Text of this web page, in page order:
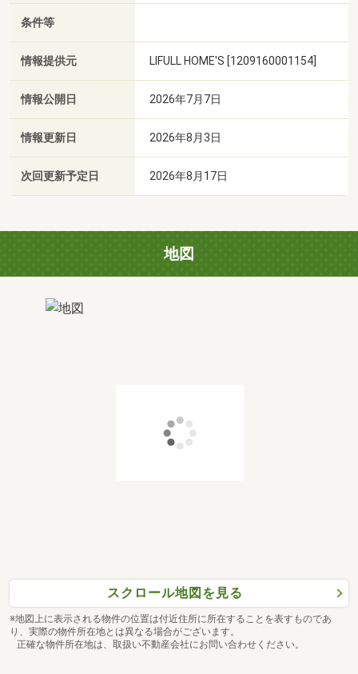
条件等
情報提供元 LIFULL HOME'S [1209160001154]
情報公開日 2026年7月7日
情報更新日 2026年8月3日
次回更新予定日 2026年8月17日
地図
スクロール地図を見る
※地図上に表示される物件の位置は付近住所に所在することを表すものであ
り、実際の物件所在地とは異なる場合がございます。
正確な物件所在地は、取扱い不動産会社にお問い合わせください。